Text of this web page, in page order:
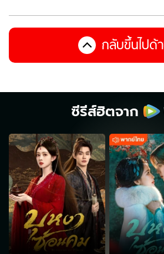
กลับขึ้นไปด้
ซีรีส์ฮิตจาก